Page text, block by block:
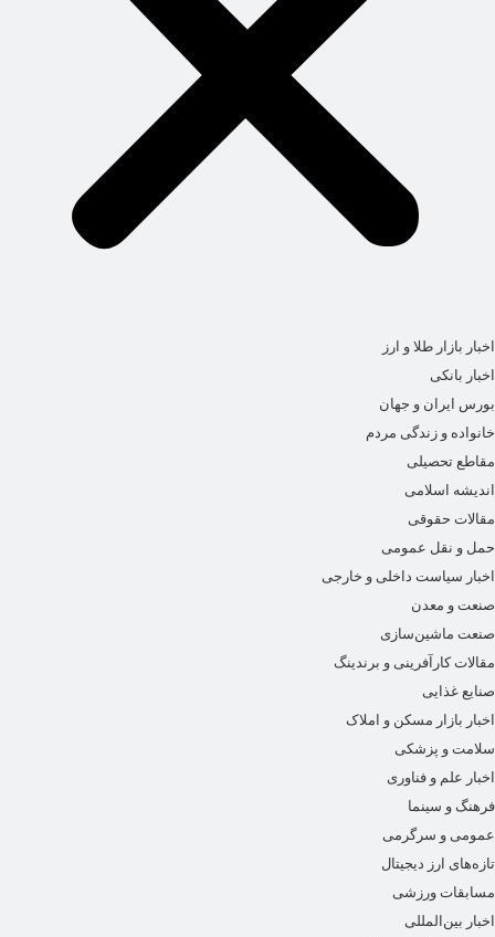
اخبار بازار طلا و ارز
اخبار بانکی
بورس ایران و جهان
خانواده و زندگی مردم
مقاطع تحصیلی
اندیشه اسلامی
مقالات حقوقی
حمل و نقل عمومی
اخبار سیاست داخلی و خارجی
صنعت و معدن
صنعت ماشین‌سازی
مقالات کارآفرینی و برندینگ
صنایع غذایی
اخبار بازار مسکن و املاک
سلامت و پزشکی
اخبار علم و فناوری
فرهنگ و سینما
عمومی و سرگرمی
تازه‌های ارز دیجیتال
مسابقات ورزشی
اخبار بین‌المللی